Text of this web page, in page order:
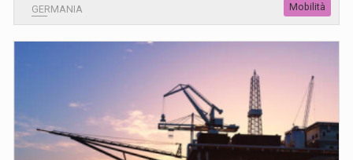
GERMANIA Mobilità